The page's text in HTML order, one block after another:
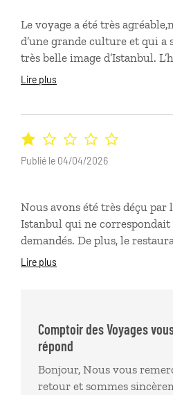
Le voyage a été très
d’une grande culture et qui a
très belle image d’Istanbul.
situé et belle chambre
confirmer la veille le taxi,rien
est arrivé à se faire
cette très belle ville.
Lire plus
Nous avons été très déçu
Istanbul qui ne correspondait
demandés. De plus, le
avions réservé pour une
était complètement obsolète
préjudice. Nous considérons
voyages a manqué a son
gâché notre voyage..
Lire plus
Publié le 04/04/2026
Comptoir des Voyages
répond
Bonjour, Nous vous
retour et sommes